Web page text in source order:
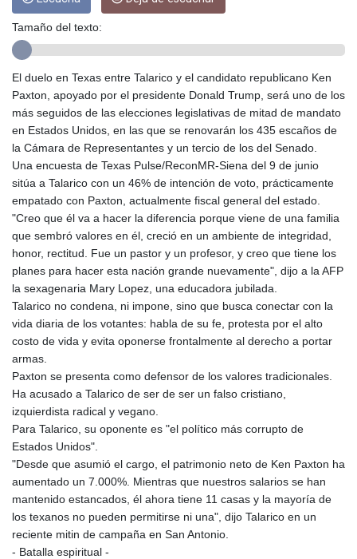
GIP 0.858801
GNF 10148.261152
GYD 241.584711
HKD 9.063364
HNL 31.036971
HRK 7.533572
HTG 151.001333
HUF 361.860769
IDR 20659.336108
ILS 3.470858
IMP 0.858801
INR 109.864533
IQD 1514.293863
IRR
1588593.057877
ISK 141.815325
JEP 0.858801
JMD 183.527469
JPY 182.208653
KES 149.488533
KHR 4682.700886
KRW 1644.196411
KWD 0.357306
KYD 0.962469
KZT 541.953128
LAK 26120.269022
Tamaño del texto:
El duelo en Texas entre Talarico y el candidato republicano Ken
Paxton, apoyado por el presidente Donald Trump, será uno de los
más seguidos de las elecciones legislativas de mitad de mandato
en Estados Unidos, en las que se renovarán los 435 escaños de
la Cámara de Representantes y un tercio de los del Senado.
Una encuesta de Texas Pulse/ReconMR‑Siena del 9 de junio
sitúa a Talarico con un 46% de intención de voto, prácticamente
empatado con Paxton, actualmente fiscal general del estado.
"Creo que él va a hacer la diferencia porque viene de una familia
que sembró valores en él, creció en un ambiente de integridad,
honor, rectitud. Fue un pastor y un profesor, y creo que tiene los
planes para hacer esta nación grande nuevamente", dijo a la AFP
la sexagenaria Mary Lopez, una educadora jubilada.
Talarico no condena, ni impone, sino que busca conectar con la
vida diaria de los votantes: habla de su fe, protesta por el alto
costo de vida y evita oponerse frontalmente al derecho a portar
armas.
Paxton se presenta como defensor de los valores tradicionales.
Ha acusado a Talarico de ser de ser un falso cristiano,
izquierdista radical y vegano.
Para Talarico, su oponente es "el político más corrupto de
Estados Unidos".
"Desde que asumió el cargo, el patrimonio neto de Ken Paxton ha
aumentado un 7.000%. Mientras que nuestros salarios se han
mantenido estancados, él ahora tiene 11 casas y la mayoría de
los texanos no pueden permitirse ni una", dijo Talarico en un
reciente mitin de campaña en San Antonio.
- Batalla espiritual -